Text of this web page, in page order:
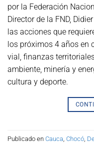
por la Federación
Director de la FND,
las acciones que
los próximos 4 años en
vial, finanzas
ambiente, minería y
cultura y deporte.
Publicado en Cauca Chocó